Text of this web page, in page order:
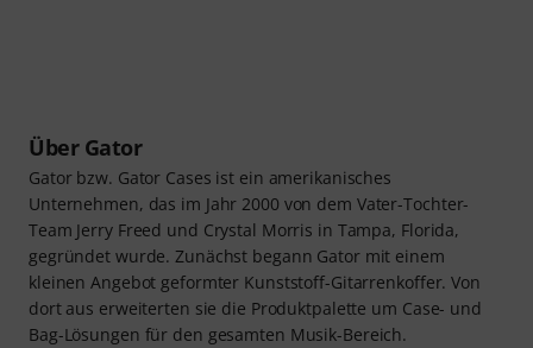
Über Gator
Gator bzw. Gator Cases ist ein amerikanisches
Unternehmen, das im Jahr 2000 von dem Vater-Tochter-
Team Jerry Freed und Crystal Morris in Tampa, Florida,
gegründet wurde. Zunächst begann Gator mit einem
kleinen Angebot geformter Kunststoff-Gitarrenkoffer. Von
dort aus erweiterten sie die Produktpalette um Case- und
Bag-Lösungen für den gesamten Musik-Bereich.